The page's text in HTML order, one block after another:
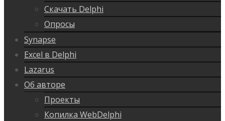
Скачать Delphi
Опросы
Synapse
Excel в Delphi
Lazarus
Об авторе
Проекты
Копилка WebDelphi